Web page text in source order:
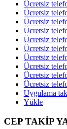
Ücretsiz
Ücretsiz
Ücretsiz
Ücretsiz
Ücretsiz
Ücretsiz
Ücretsiz
Ücretsiz
Ücretsiz
Ücretsiz
Uygulama
Yükle
CEP TAKİP